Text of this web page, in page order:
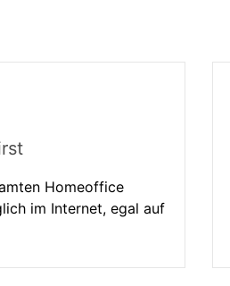
Homeoffice
im Internet, egal auf